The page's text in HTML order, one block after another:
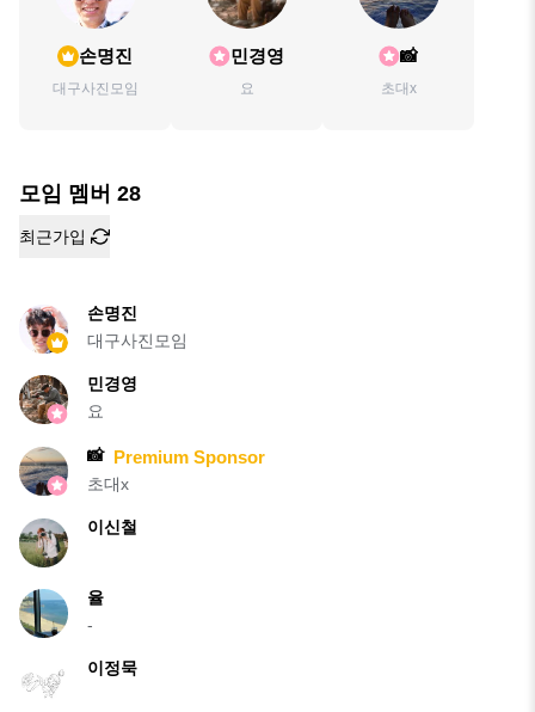
손명진
대구사진모임
민경영
요
📸
초대x
모임 멤버 28
최근가입
손명진
대구사진모임
민경영
요
📸 Premium Sponsor
초대x
이신철
율
-
이정묵